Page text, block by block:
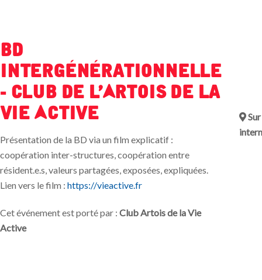
BD
intergénérationnelle
- Club de l'Artois de La
Vie Active
Présentation de la BD via un film explicatif :
coopération inter-structures, coopération entre
résident.e.s, valeurs partagées, exposées, expliquées.
Lien vers le film : https://vieactive.fr
Cet événement est porté par : Club Artois de la Vie
Active
Sur